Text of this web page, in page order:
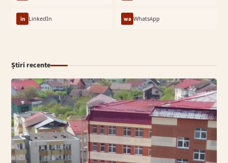
in LinkedIn wa WhatsApp
Știri recente